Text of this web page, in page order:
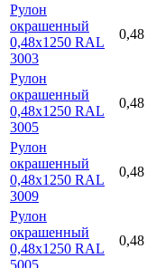
Рулон
окрашенный
0,48х1250 RAL
3003
0,48
Рулон
окрашенный
0,48х1250 RAL
3005
0,48
Рулон
окрашенный
0,48х1250 RAL
3009
0,48
Рулон
окрашенный
0,48х1250 RAL
5005
0,48